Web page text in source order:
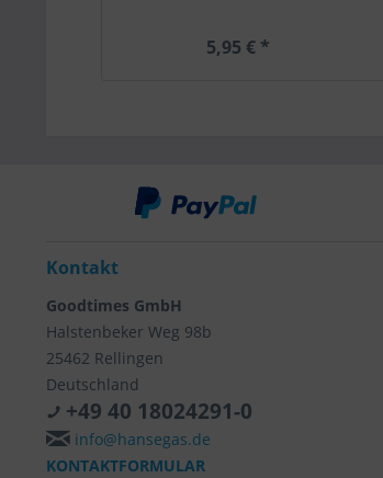
5,95 € *
Kontakt
Goodtimes GmbH
Halstenbeker Weg 98b
25462 Rellingen
Deutschland
+49 40 18024291-0
info@hansegas.de
KONTAKTFORMULAR